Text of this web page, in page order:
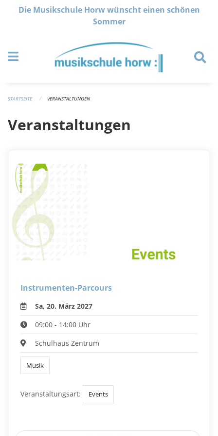
Navigation überspringen
Die Musikschule Horw wünscht einen schönen
Sommer
STARTSEITE VERANSTALTUNGEN
Veranstaltungen
Instrumenten-Parcours
Sa, 20. März 2027
09:00 - 14:00 Uhr
Schulhaus Zentrum
Musik
Veranstaltungsart: Events